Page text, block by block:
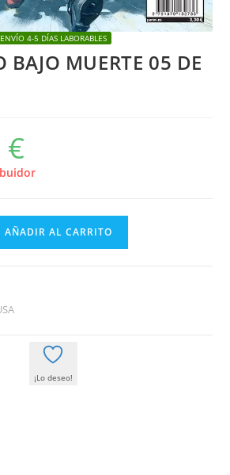
ENVÍO 4-5 DÍAS LABORABLES
MUERTE 05 DE
€
es:
AÑADIR AL CARRITO
¡Lo deseo!